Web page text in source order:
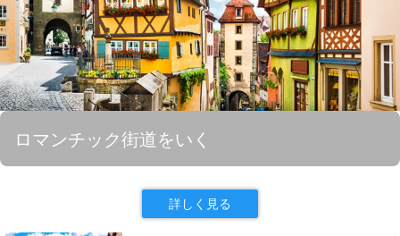
ロマンチック街道をいく
詳しく見る